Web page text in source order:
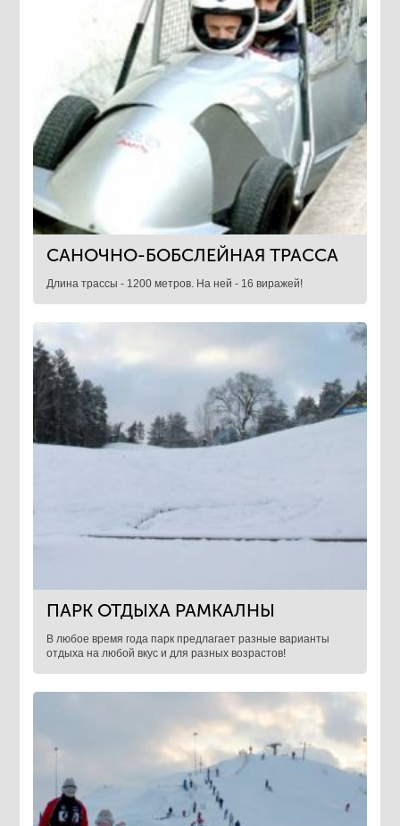
САНОЧНО-БОБСЛЕЙНАЯ ТРАССА
Длина трассы - 1200 метров. На ней - 16 виражей!
ПАРК ОТДЫХА РАМКАЛНЫ
В любое время года парк предлагает разные варианты
отдыха на любой вкус и для разных возрастов!